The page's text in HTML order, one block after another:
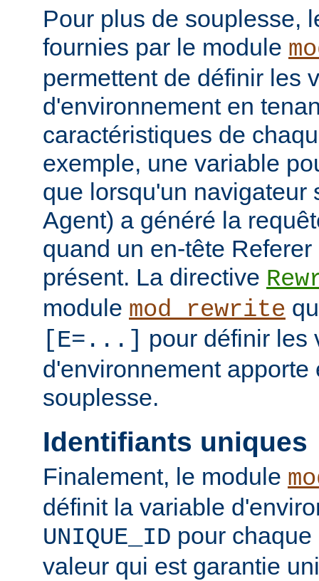
Pour plus de souplesse,
fournies par le module
permettent de définir les
d'environnement en
caractéristiques de
exemple, une variable
que lorsqu'un navigateur
Agent) a généré la
quand un en-tête
présent. La directive
module mod_rewrite
[E=...] pour définir les
d'environnement apporte
souplesse.
Identifiants uniques
Finalement, le module
définit la variable
UNIQUE_ID pour
valeur qui est garantie